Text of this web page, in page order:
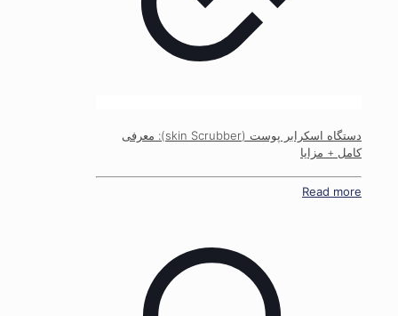
دستگاه اسکرابر پوست (skin Scrubber): معرفی
کامل + مزایا
Read more